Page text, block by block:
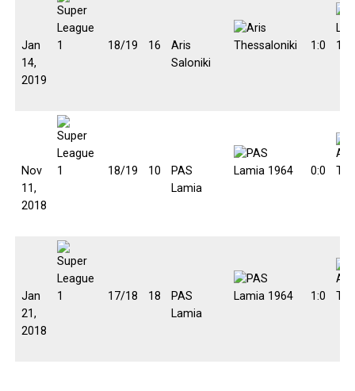
Jan
14,
2019
18/19 16
Aris
Saloniki
1:0
Nov
11,
2018
18/19 10
PAS
Lamia
0:0
Jan
21,
2018
17/18 18
PAS
Lamia
1:0